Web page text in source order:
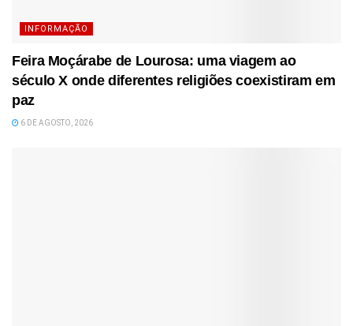
INFORMAÇÃO
Feira Moçárabe de Lourosa: uma viagem ao
século X onde diferentes religiões coexistiram em
paz
6 DE AGOSTO, 2026